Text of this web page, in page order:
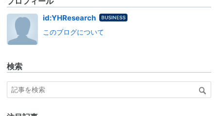
id:YHResearch はてな
Busines
このブログについて
検索